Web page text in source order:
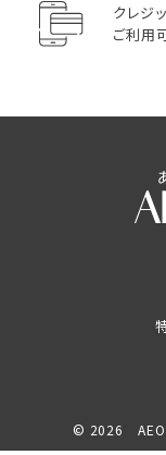
クレジ
ご利用
© 2026